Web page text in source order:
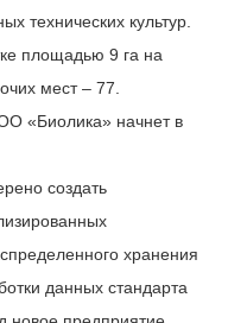
технических культур.
площадью 9 га на
мест – 77.
«Биолика» начнет в
создать
хранения
данных стандарта